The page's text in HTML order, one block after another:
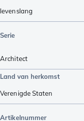
levenslang
Serie
Architect
Land van herkomst
Verenigde Staten
Artikelnummer